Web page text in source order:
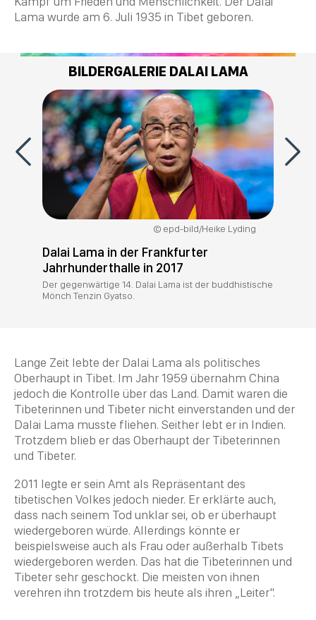
Lama wurde am 6. Juli 1935 in Tibet geboren.
BILDERGALERIE DALAI LAMA
epd-bild/Heike Lyding
Dalai Lama in der Frankfurter
Jahrhunderthalle in 2017
Der gegenwärtige 14. Dalai Lama ist der buddhistische
Mönch Tenzin Gyatso.
Lange Zeit lebte der Dalai Lama als politisches
Oberhaupt in Tibet. Im Jahr 1959 übernahm China
jedoch die Kontrolle über das Land. Damit waren die
Tibeterinnen und Tibeter nicht einverstanden und der
Dalai Lama musste fliehen. Seither lebt er in Indien.
Trotzdem blieb er das Oberhaupt der Tibeterinnen
und Tibeter.
2011 legte er sein Amt als Repräsentant des
tibetischen Volkes jedoch nieder. Er erklärte auch,
dass nach seinem Tod unklar sei, ob er überhaupt
wiedergeboren würde. Allerdings könnte er
beispielsweise auch als Frau oder außerhalb Tibets
wiedergeboren werden. Das hat die Tibeterinnen und
Tibeter sehr geschockt. Die meisten von ihnen
verehren ihn trotzdem bis heute als ihren „Leiter".